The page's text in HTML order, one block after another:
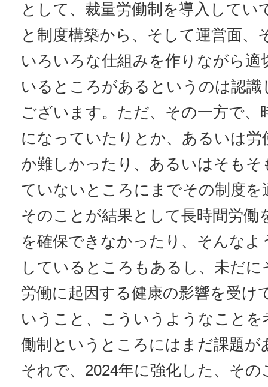
として、裁量労働制を導入してい
と制度構築から、そして運営面、
いろいろな仕組みを作りながら適
いるところがあるというのは認
ございます。ただ、その一方で、
になっていたりとか、あるいは労
か難しかったり、あるいはそもそ
ていないところにまでその制度を
そのことが結果として長時間労働
を確保できなかったり、そんなよ
しているところもあるし、未だ
労働に起因する健康の影響を受け
いうこと、こういうようなことを
働制というところにはまだ課題が
それで、2024年に強化した、そ